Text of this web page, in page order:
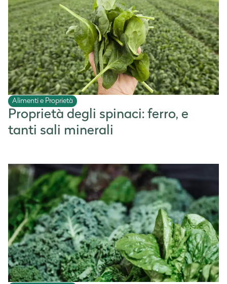
Alimenti e Proprietà
Proprietà degli spinaci: ferro, e
tanti sali minerali